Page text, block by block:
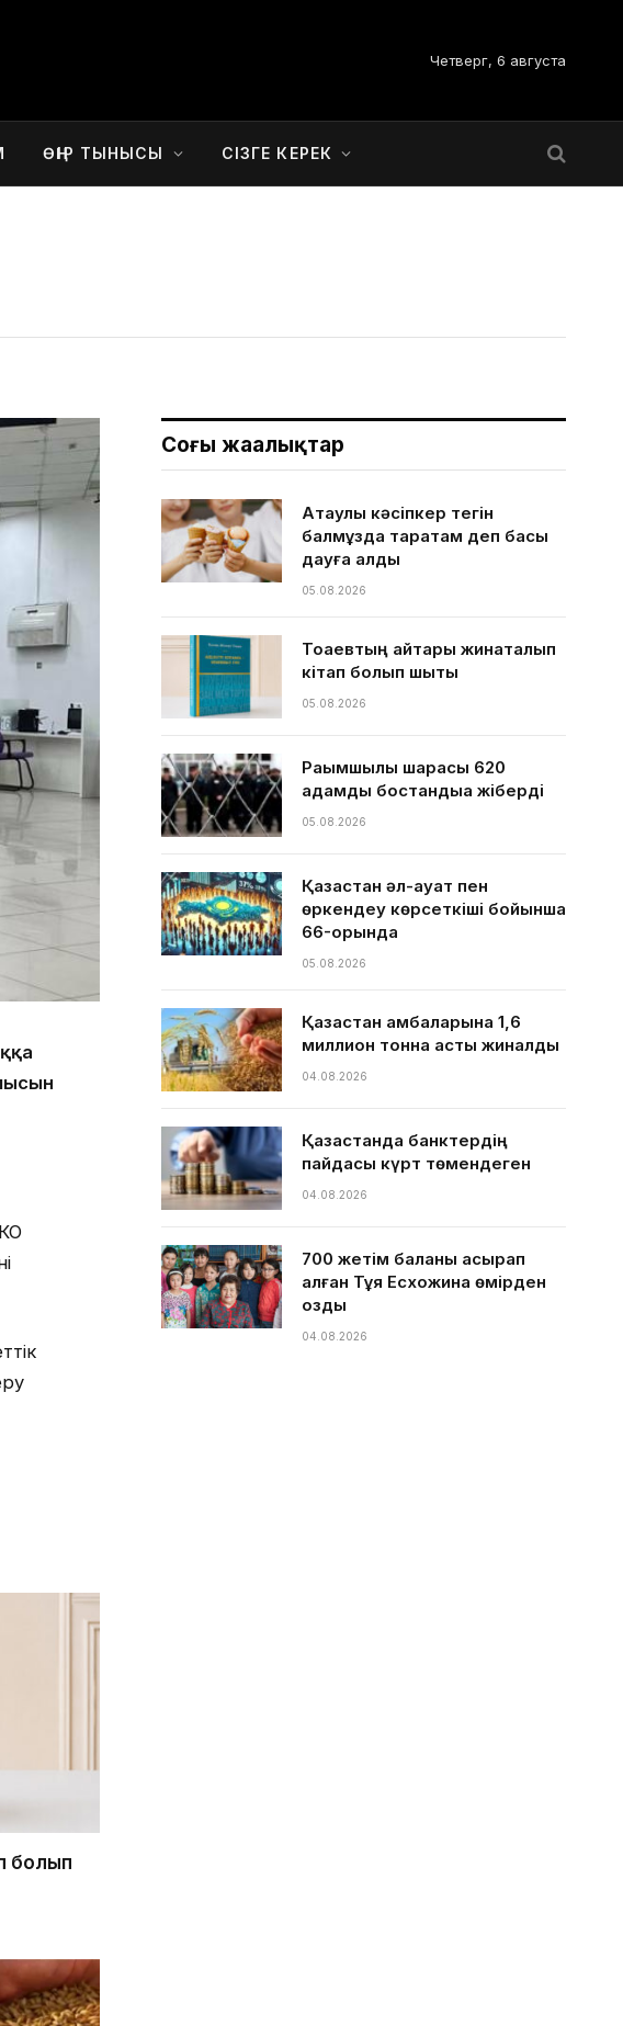
Четверг, 6 августа
ӨҢІР ТЫНЫСЫ СІЗГЕ КЕРЕК
болып
Соңғы жаңалықтар
Ақтаулық кәсіпкер тегін
балмұздақ таратам деп басы
дауға қалды
05.08.2026
Тоқаевтың айтқары жинақталып
кітап болып шықты
05.08.2026
Рақымшылық шарасы 620
адамды бостандыққа жіберді
05.08.2026
Қазақстан әл-ауқат пен
өркендеу көрсеткіші бойынша
66-орында
05.08.2026
Қазақстан қамбаларына 1,6
миллион тонна астық жиналды
04.08.2026
Қазақстанда банктердің
пайдасы күрт төмендеген
04.08.2026
700 жетім баланы асырап
алған Тұяқ Есхожина өмірден
озды
04.08.2026